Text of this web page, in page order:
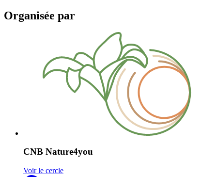
Organisée par
CNB Nature4you
Voir le cercle